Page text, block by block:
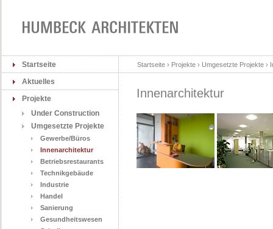
Startseite
Aktuelles
Projekte
Under Construction
Umgesetzte Projekte
Gewerbe/Büros
Innenarchitektur
Betriebsrestaurants
Technikgebäude
Industrie
Handel
Sanierung
Gesundheitswesen
Startseite › Projekte › Umgesetzte Projekte ›
Innenarchitektur